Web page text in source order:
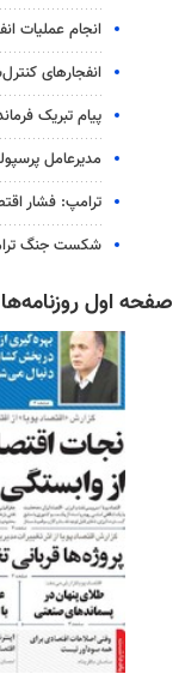
انجام عملیات
انفجارهای
پیام تبریک
مدیرعامل
ترامپ: فشار
شکست جنگ
صفحه اول روزنامه‌ها